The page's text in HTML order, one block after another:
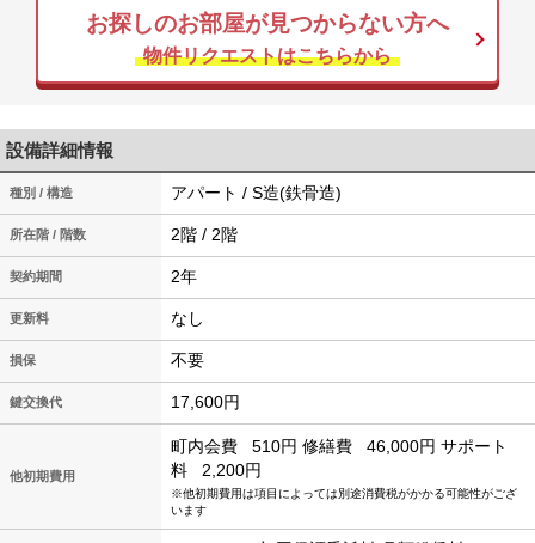
お探しのお部屋が見つからない方へ
物件リクエストはこちらから
設備詳細情報
種別 / 構造 アパート / S造(鉄骨造)
所在階 / 階数 2階 / 2階
契約期間 2年
更新料 なし
損保 不要
鍵交換代 17,600円
他初期費用
町内会費 510円 修繕費 46,000円 サポート
料
2,200円
※他初期費用は項目によっては別途消費税がかかる可能性がござ
います